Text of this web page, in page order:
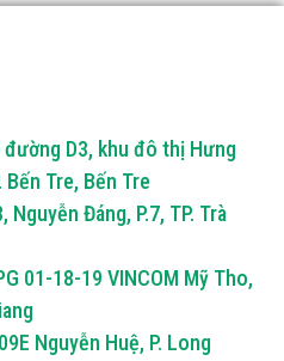
đường D3, khu đô thị Hưng
Bến Tre, Bến Tre
Nguyễn Đáng, P.7, TP. Trà
01-18-19 VINCOM Mỹ Tho,
Nguyễn Huệ, P. Long